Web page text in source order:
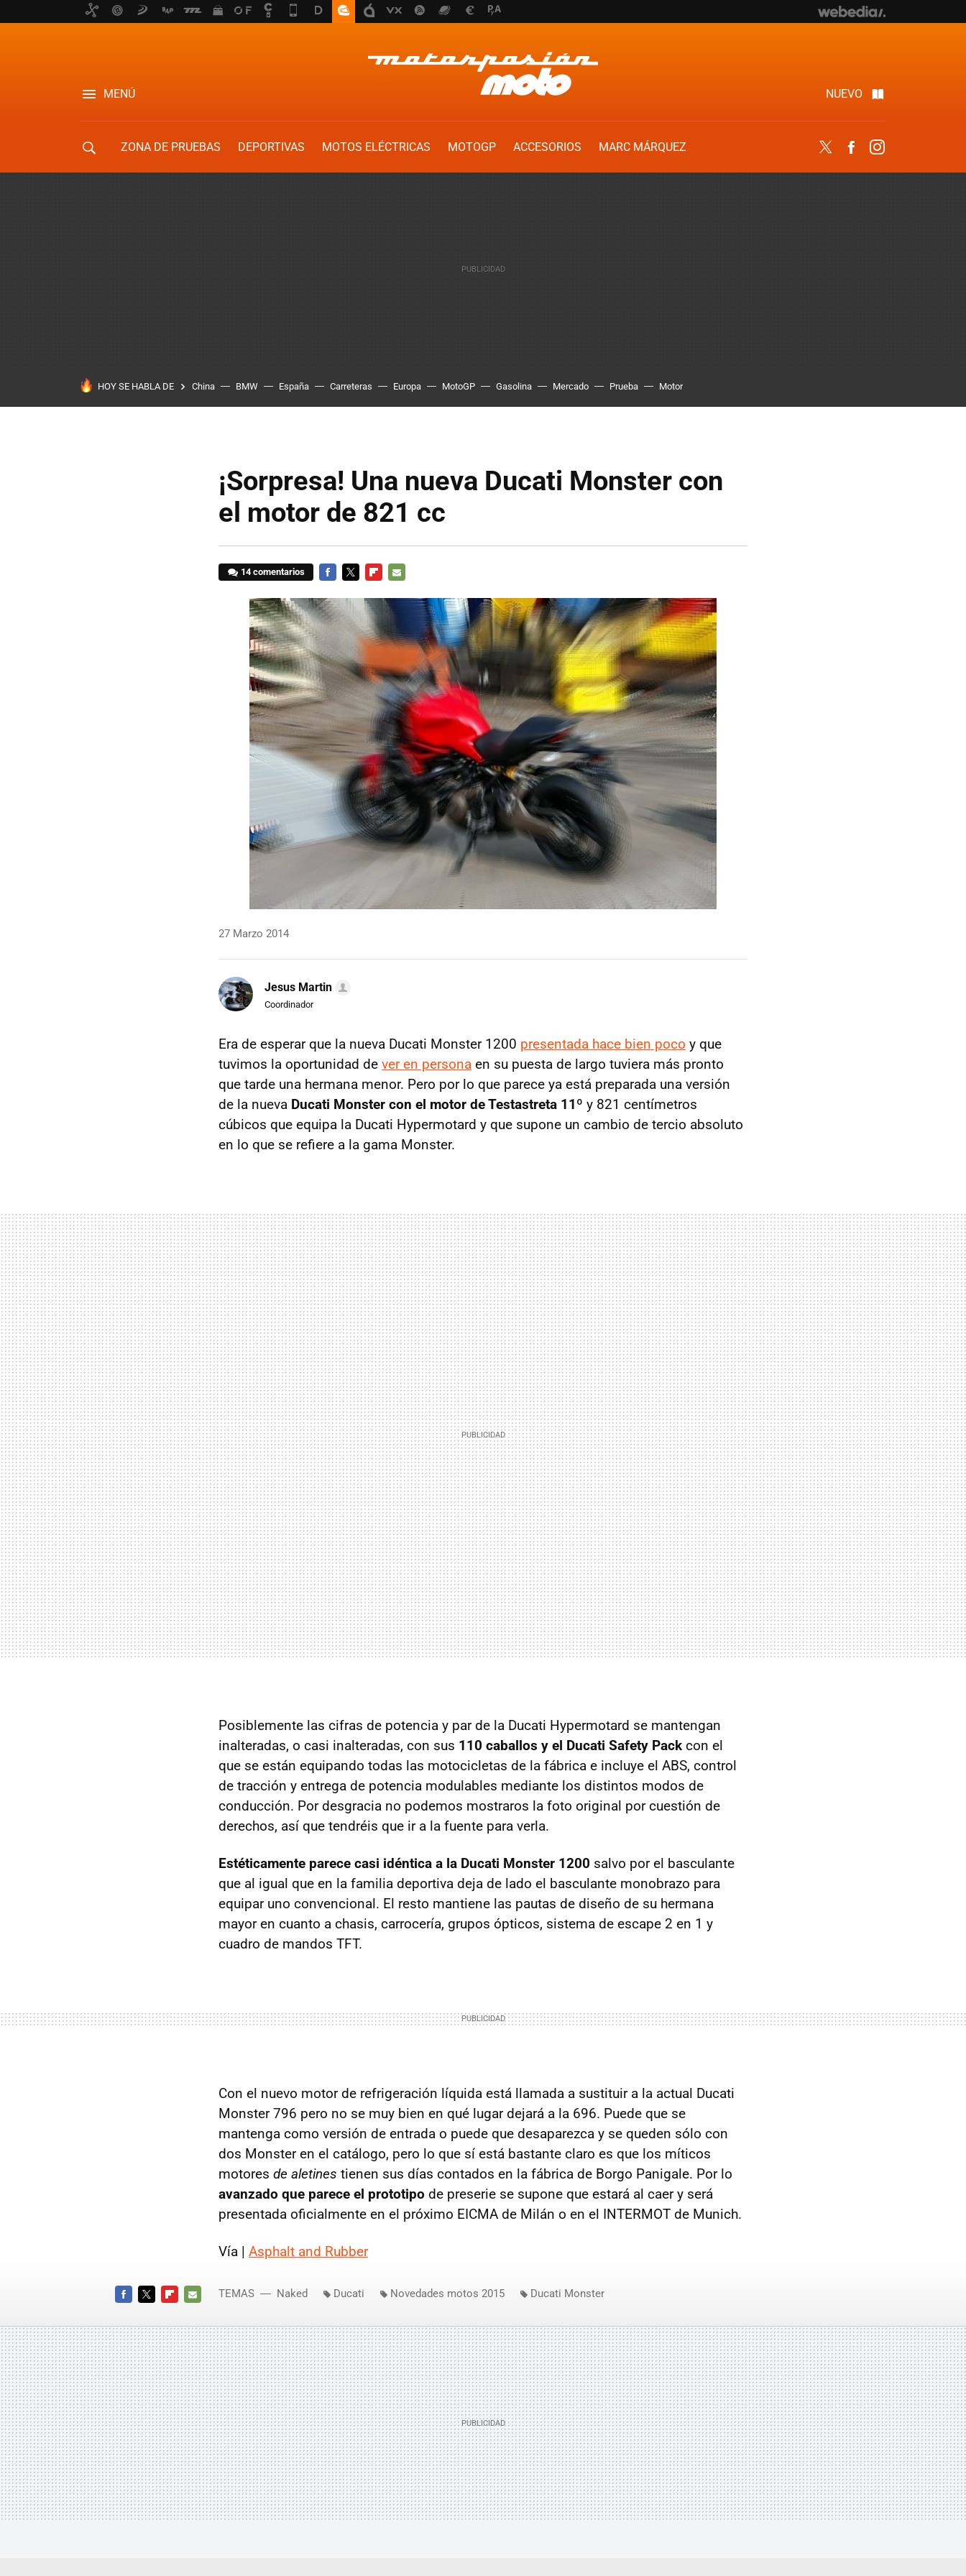
MENÚ NUEVO
ZONA DE PRUEBAS DEPORTIVAS MOTOS ELÉCTRICAS MOTOGP ACCESORIOS
MARC MÁRQUEZ
Twitter Facebook
HOY SE HABLA DE China BMW España Carreteras Europa MotoGP Gasolina Mercado Prueba Motor
¡Sorpresa! Una nueva Ducati Monster con
el motor de 821 cc
14 comentarios
MAIL
27 Marzo 2014
Jesus Martin
Coordinador
Era de esperar que la nueva Ducati Monster 1200 presentada hace bien poco y que
tuvimos la oportunidad de ver en persona en su puesta de largo tuviera más pronto
que tarde una hermana menor. Pero por lo que parece ya está preparada una versión
de la nueva Ducati Monster con el motor de Testastreta 11º y 821 centímetros
cúbicos que equipa la Ducati Hypermotard y que supone un cambio de tercio absoluto
en lo que se refiere a la gama Monster.
Posiblemente las cifras de potencia y par de la Ducati Hypermotard se mantengan
inalteradas, o casi inalteradas, con sus 110 caballos y el Ducati Safety Pack con el
que se están equipando todas las motocicletas de la fábrica e incluye el ABS, control
de tracción y entrega de potencia modulables mediante los distintos modos de
conducción. Por desgracia no podemos mostraros la foto original por cuestión de
derechos, así que tendréis que ir a la fuente para verla.
Estéticamente parece casi idéntica a la Ducati Monster 1200 salvo por el basculante
que al igual que en la familia deportiva deja de lado el basculante monobrazo para
equipar uno convencional. El resto mantiene las pautas de diseño de su hermana
mayor en cuanto a chasis, carrocería, grupos ópticos, sistema de escape 2 en 1 y
cuadro de mandos TFT.
Con el nuevo motor de refrigeración líquida está llamada a sustituir a la actual Ducati
Monster 796 pero no se muy bien en qué lugar dejará a la 696. Puede que se
mantenga como versión de entrada o puede que desaparezca y se queden sólo con
dos Monster en el catálogo, pero lo que sí está bastante claro es que los míticos
motores de aletines tienen sus días contados en la fábrica de Borgo Panigale. Por lo
avanzado que parece el prototipo de preserie se supone que estará al caer y será
presentada oficialmente en el próximo EICMA de Milán o en el INTERMOT de Munich.
Vía | Asphalt and Rubber
MAIL
TEMAS Naked Ducati Novedades motos 2015 Ducati Monster